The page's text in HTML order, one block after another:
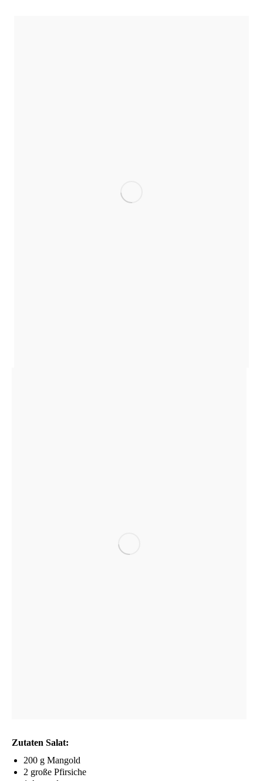
Zuta­ten Salat:
200 g Mangold
2 gro­ße Pfirsiche